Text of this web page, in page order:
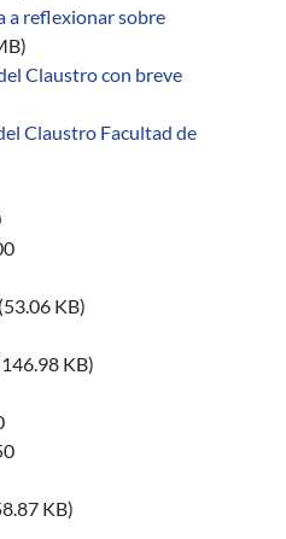
a reflexionar sobre
Claustro con breve
Claustro Facultad de
(53.06 KB)
KB)
KB)